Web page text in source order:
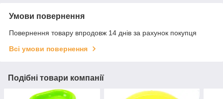
Умови повернення
Повернення товару впродовж 14 днів за рахунок покупця
Всі умови повернення
Подібні товари компанії